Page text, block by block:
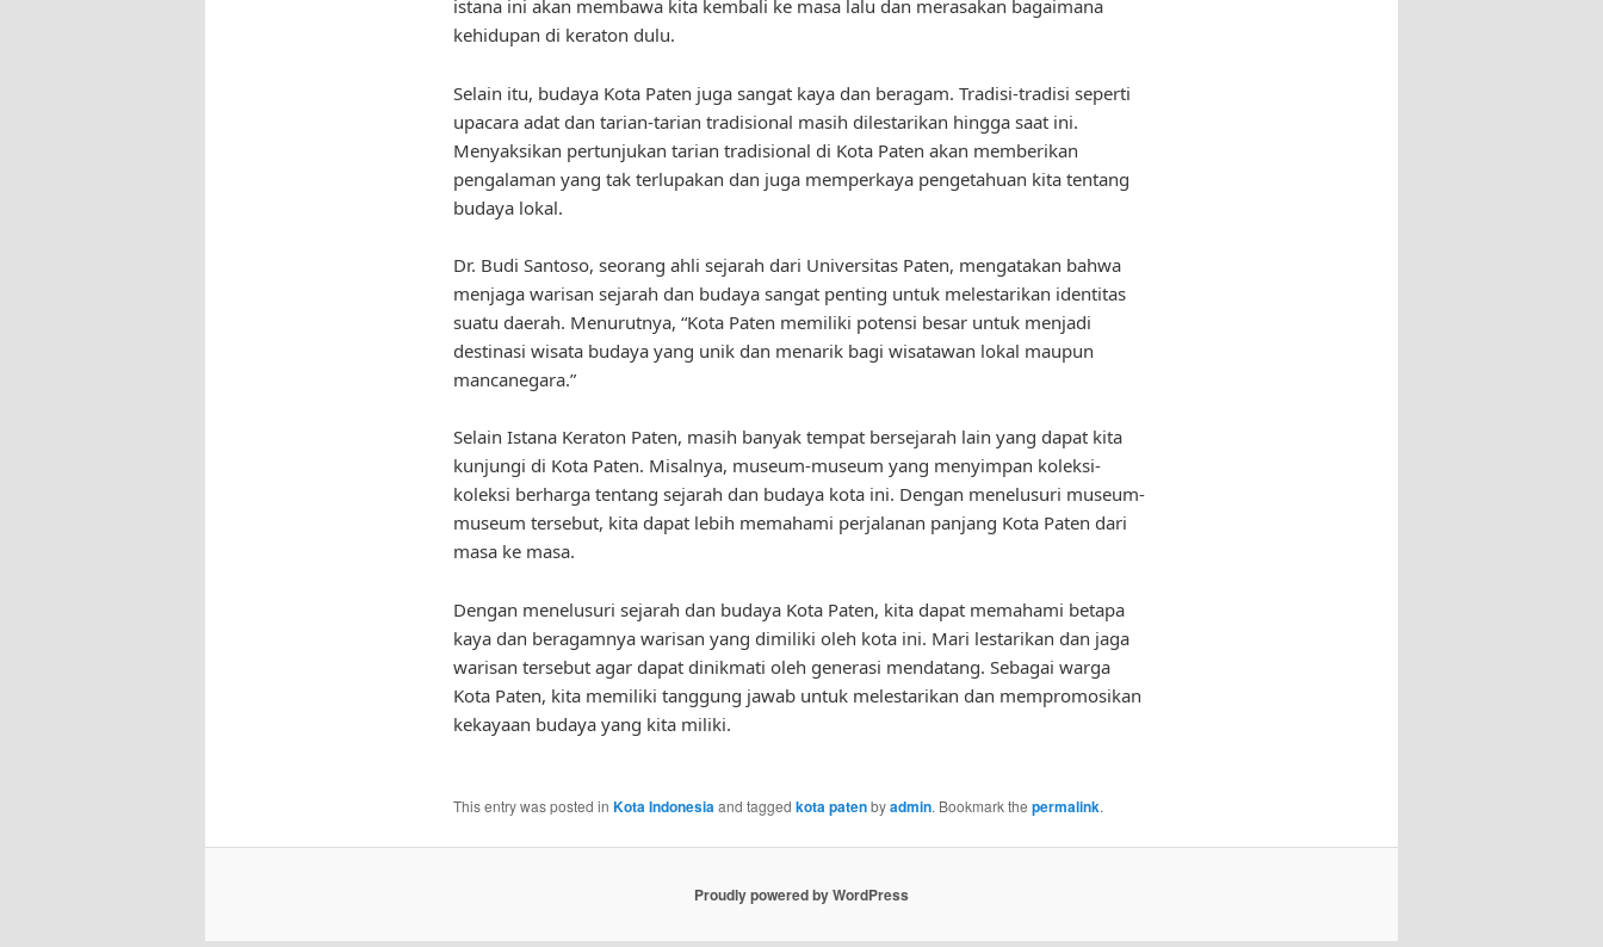
istana ini akan membawa kita kembali ke masa lalu dan merasakan bagaimana
kehidupan di keraton dulu.
Selain itu, budaya Kota Paten juga sangat kaya dan beragam. Tradisi-tradisi seperti
upacara adat dan tarian-tarian tradisional masih dilestarikan hingga saat ini.
Menyaksikan pertunjukan tarian tradisional di Kota Paten akan memberikan
pengalaman yang tak terlupakan dan juga memperkaya pengetahuan kita tentang
budaya lokal.
Dr. Budi Santoso, seorang ahli sejarah dari Universitas Paten, mengatakan bahwa
menjaga warisan sejarah dan budaya sangat penting untuk melestarikan identitas
suatu daerah. Menurutnya, “Kota Paten memiliki potensi besar untuk menjadi
destinasi wisata budaya yang unik dan menarik bagi wisatawan lokal maupun
mancanegara.”
Selain Istana Keraton Paten, masih banyak tempat bersejarah lain yang dapat kita
kunjungi di Kota Paten. Misalnya, museum-museum yang menyimpan koleksi-
koleksi berharga tentang sejarah dan budaya kota ini. Dengan menelusuri museum-
museum tersebut, kita dapat lebih memahami perjalanan panjang Kota Paten dari
masa ke masa.
Dengan menelusuri sejarah dan budaya Kota Paten, kita dapat memahami betapa
kaya dan beragamnya warisan yang dimiliki oleh kota ini. Mari lestarikan dan jaga
warisan tersebut agar dapat dinikmati oleh generasi mendatang. Sebagai warga
Kota Paten, kita memiliki tanggung jawab untuk melestarikan dan mempromosikan
kekayaan budaya yang kita miliki.
This entry was posted in Kota Indonesiaand tagged kota patenbyadmin. Bookmark the permalink.
Proudly powered by WordPress